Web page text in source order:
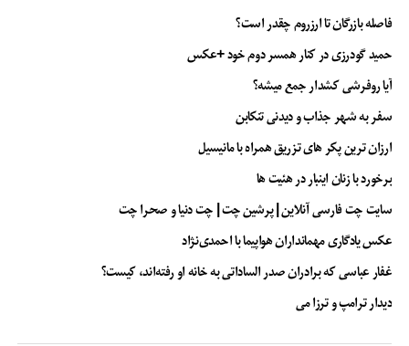
فاصله بازرگان تا ارزروم چقدر است؟
حمید گودرزی در کنار همسر دوم خود +عکس
آیا روفرشی کشدار جمع میشه؟
سفر به شهر جذاب و دیدنی تنکابن
ارزان ترین پکر های تزریق همراه با مانیسیل
برخورد با زنان اینبار در هئیت ها
سایت چت فارسی آنلاین | پرشین چت | چت دنیا و صحرا چت
عکس یادگاری مهمانداران هواپیما با احمدی‌نژاد
غفار عباسی که برادران صدر الساداتی به خانه او رفته‌اند، کیست؟
دیدار ترامپ و ترزا می